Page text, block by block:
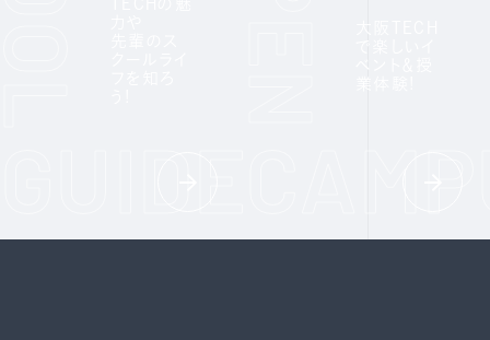
で楽しいイ
ベント＆授
業体験!